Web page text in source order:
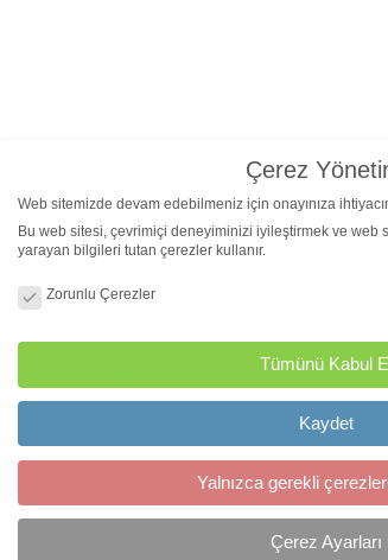
Çerez
Web sitemizde devam edebilmeniz için onayınıza
Bu web sitesi, çevrimiçi deneyiminizi iyileştirmek ve web
yarayan bilgileri tutan çerezler kullanır.
Zorunlu Çerezler
Tümünü Kabul
Kaydet
Yalnızca gerekli
Çerez Ayarları